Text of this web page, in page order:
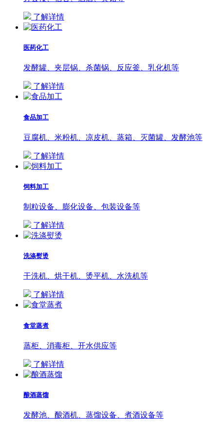
了解详情
医药化工
发酵罐、夹层锅、杀菌锅、反应釜、乳化机等
了解详情
食品加工
豆腐机、米粉机、凉皮机、蒸箱、灭菌罐、发酵池等
了解详情
饲料加工
制粒设备、膨化设备、包装设备等
了解详情
洗涤熨烫
干洗机、烘干机、烫平机、水洗机等
了解详情
食堂蒸煮
蒸柜、消毒柜、开水供应等
了解详情
酿酒蒸馏
发酵池、酿酒机、蒸馏设备、煮酒设备等